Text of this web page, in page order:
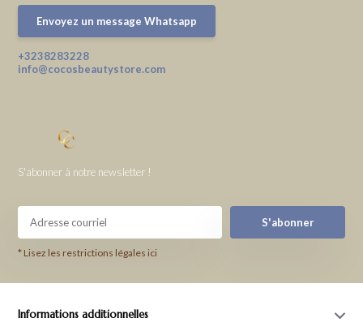
Envoyez un message Whatsapp
+3238283228
info@cocosbeautystore.com
S'abonner à notre newsletter !
S'abonner
* Lisez les restrictions légales ici
Informations additionnelles